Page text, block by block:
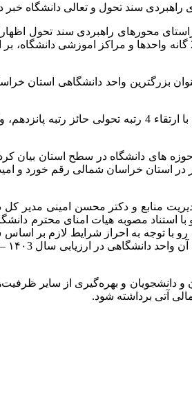
سند تحول و تعالی دانشگاه خبر
محورهای راهبردی سند تحول اظهار
سند تحول و تعالی دانشگاه و با هدف اعتلای جایگاه واحدهای دانشگاهی سراسر
بزرگترین واحد دانشگاهی استان
وی در خصوص ارتقاء جایگاهی سایر واحدهای دانشگاهی استان بیان کرد:
های دانشگاه در سطح استان بیان
در استان خراسان شمالی رقم خورد
منابع و دکتر محسن امینی مدیر کل
با توجه به احراز شرایط لازم بر
دانشجویان و بهره‌گیری از سایر
آتی برداشته شود.